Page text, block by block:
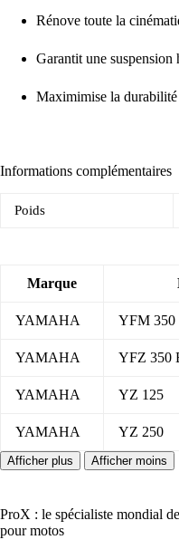
Rénove toute la
Garantit une suspension
Maximimise la
Informations complémentaires
Poids
Marque
YAMAHA YFM 350
YAMAHA YFZ 350
YAMAHA YZ 125
YAMAHA YZ 250
ProX : le spécialiste mondial
pour motos